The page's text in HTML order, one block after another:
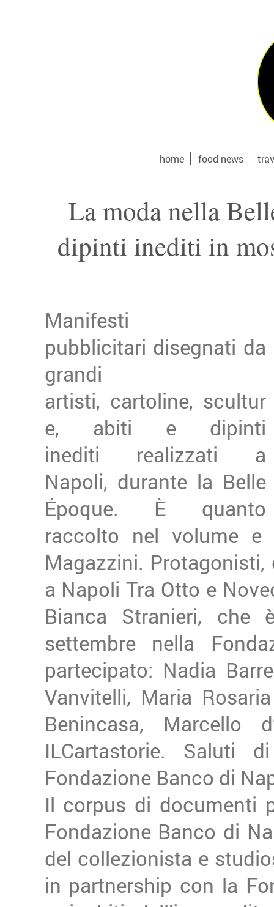
home food news
La moda nella
dipinti inediti in
Manifesti
pubblicitari disegnati da
grandi
artisti, cartoline, scultur
e, abiti e dipinti
inediti realizzati a
Napoli, durante la Belle
Époque. È quanto
raccolto nel volume
Magazzini.
a Napoli Tra Otto e
Bianca Stranieri,
settembre nella
partecipato: Nadia
Vanvitelli, Maria
Benincasa, Marcello
ILCartastorie. Saluti
Fondazione Banco di
Il corpus di documenti
Fondazione Banco di
del collezionista e
in partnership con la